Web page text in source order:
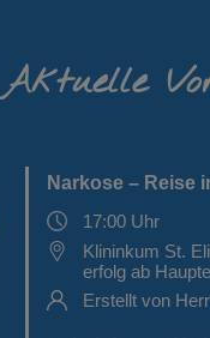
Aktuelle
Narkose – Reise
17:00 Uhr
Klininkum St.
erfolg ab
Erstellt von